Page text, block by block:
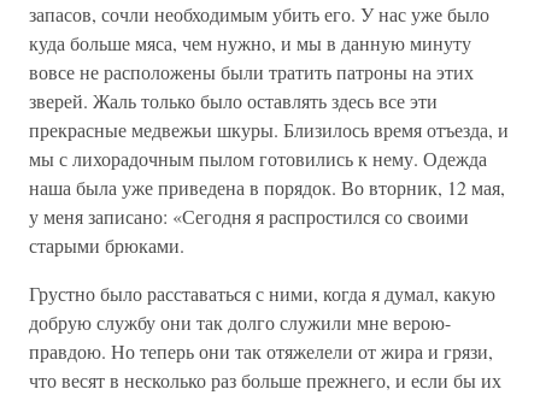
запасов, сочли необходимым убить его. У нас уже было
куда больше мяса, чем нужно, и мы в данную минуту
вовсе не расположены были тратить патроны на этих
зверей. Жаль только было оставлять здесь все эти
прекрасные медвежьи шкуры. Близилось время отъезда, и
мы с лихорадочным пылом готовились к нему. Одежда
наша была уже приведена в порядок. Во вторник, 12 мая,
у меня записано: «Сегодня я распростился со своими
старыми брюками.
Грустно было расставаться с ними, когда я думал, какую
добрую службу они так долго служили мне верою-
правдою. Но теперь они так отяжелели от жира и грязи,
что весят в несколько раз больше прежнего, и если бы их